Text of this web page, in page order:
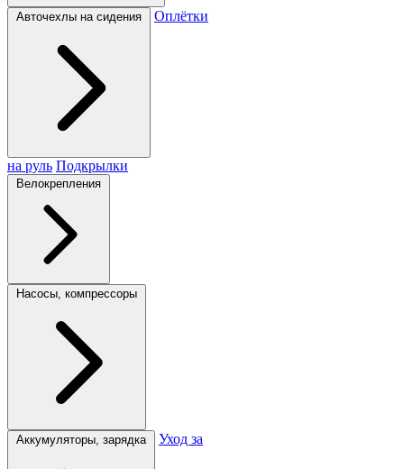
Авточехлы на сидения Оплётки
на руль Подкрылки
Велокрепления
Насосы, компрессоры
Аккумуляторы, зарядка Уход за